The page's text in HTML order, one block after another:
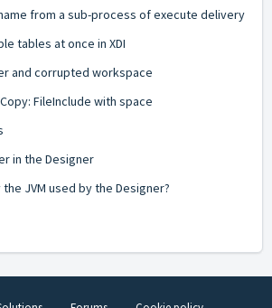
from a sub-process of execute delivery
tables at once in XDI
and corrupted workspace
FileInclude with space
in the Designer
JVM used by the Designer?